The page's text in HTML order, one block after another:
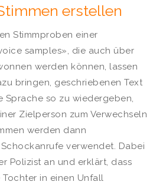
erstellen
Stimmproben einer
samples», die auch über
werden können, lassen
bringen, geschriebenen Text
Sprache so zu wiedergeben,
Zielperson zum Verwechseln
werden dann
verwendet. Dabei
Polizist an und erklärt, dass
in einen Unfall